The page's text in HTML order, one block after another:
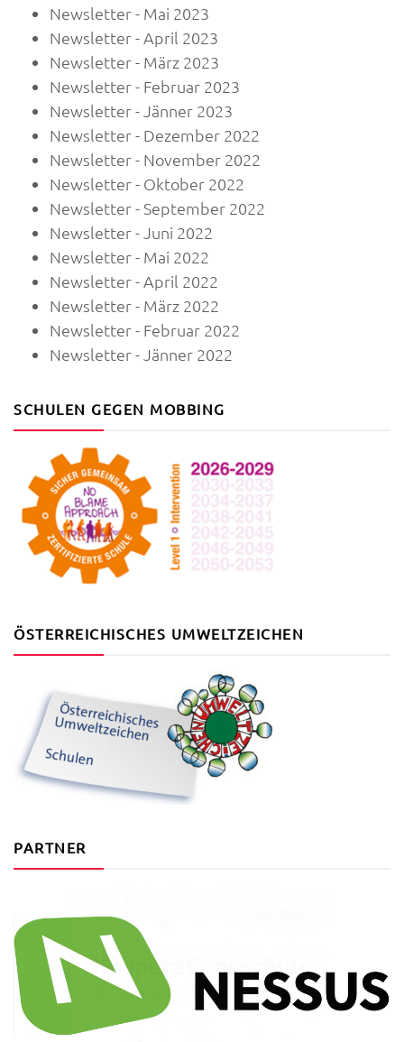
Newsletter - Mai 2023
Newsletter - April 2023
Newsletter - März 2023
Newsletter - Februar 2023
Newsletter - Jänner 2023
Newsletter - Dezember 2022
Newsletter - November 2022
Newsletter - Oktober 2022
Newsletter - September 2022
Newsletter - Juni 2022
Newsletter - Mai 2022
Newsletter - April 2022
Newsletter - März 2022
Newsletter - Februar 2022
Newsletter - Jänner 2022
SCHULEN GEGEN MOBBING
ÖSTERREICHISCHES UMWELTZEICHEN
PARTNER